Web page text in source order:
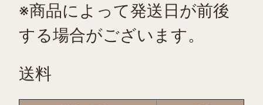
※商品によって発送日が前後
する場合がございます。
送料